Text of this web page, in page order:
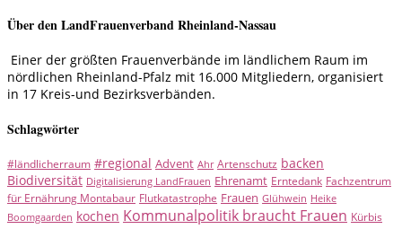
Über den LandFrauenverband Rheinland-Nassau
Einer der größten Frauenverbände im ländlichem Raum im
nördlichen Rheinland-Pfalz mit 16.000 Mitgliedern, organisiert
in 17 Kreis-und Bezirksverbänden.
Schlagwörter
#ländlicherraum #regional Advent Ahr Artenschutz backen
Biodiversität Digitalisierung LandFrauen Ehrenamt Erntedank Fachzentrum
für Ernährung Montabaur Flutkatastrophe Frauen Glühwein Heike
Boomgaarden kochen Kommunalpolitik braucht Frauen Kürbis